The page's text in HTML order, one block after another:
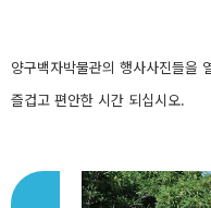
양구백자박물관의 행사사진들을
즐겁고 편안한 시간 되십시오.